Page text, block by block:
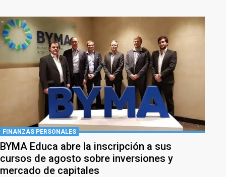
FINANZAS PERSONALES
BYMA Educa abre la inscripción a sus
cursos de agosto sobre inversiones y
mercado de capitales